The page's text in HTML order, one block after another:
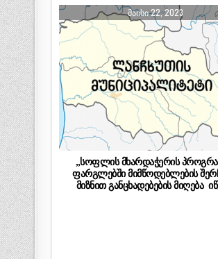
ᲛᲐᲘᲡᲘ 22, 2023
„სოფლის მხარდაჭერის
ფარგლებში მიმწოდებლების
მიზნით განცხადებების მიღება